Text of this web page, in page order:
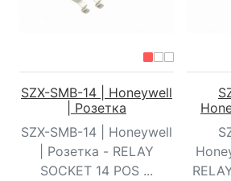
SZX-SMB-14 | Honeywell
| Розетка
SZX-SMB-14 | Honeywell
| Розетка - RELAY
SOCKET 14 POS ...